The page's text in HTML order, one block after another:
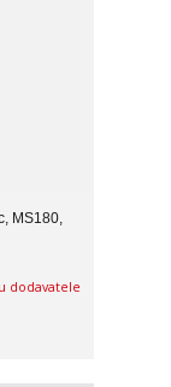
MS180,
u dodavatele